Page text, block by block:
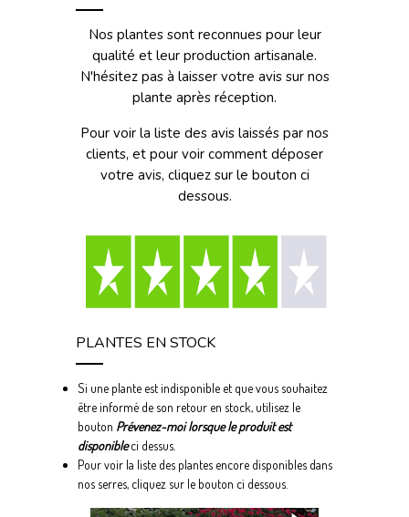
Nos plantes sont reconnues pour leur
qualité et leur production artisanale.
N'hésitez pas à laisser votre avis sur nos
plante après réception.
Pour voir la liste des avis laissés par nos
clients, et pour voir comment déposer
votre avis, cliquez sur le bouton ci
dessous.
PLANTES EN STOCK
Si une plante est indisponible et que vous souhaitez
être informé de son retour en stock, utilisez le
bouton Prévenez-moi lorsque le produit est
disponibleci dessus.
Pour voir la liste des plantes encore disponibles dans
nos serres, cliquez sur le bouton ci dessous.